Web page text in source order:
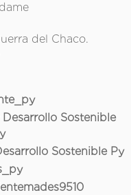
del Chaco.
Sostenible
Sostenible Py